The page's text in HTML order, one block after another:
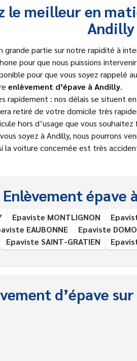
le meilleur en
Andilly
partie sur notre rapidité à
pour que nous puissions
pour que vous soyez rappelé
enlèvement d’épave à Andilly.
rapidement : nos délais se situent
retiré de votre domicile très
hors d’usage que vous
soyez à Andilly, nous pourrons
la voiture concernée est très
Enlèvement épave
Epaviste MONTLIGNON
EAUBONNE Epaviste
Epaviste SAINT-GRATIEN
d’épave